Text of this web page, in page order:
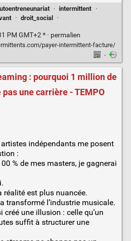
· intermittent
·
· droit_social ·
PM GMT+2 * · permalien
payer-intermittent-facture/
·
: pourquoi 1 million de
une carrière - TEMPO
indépendants me posent
:
% de mes masters, je gagnerai
réalité est plus nuancée.
transformé l’industrie musicale.
créé une illusion : celle qu’un
suffit à structurer une